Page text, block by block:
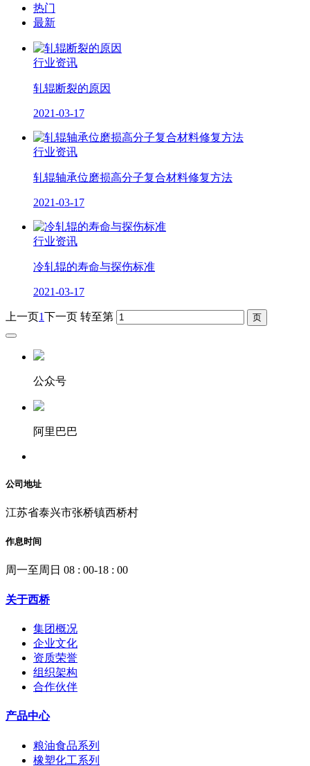
热门
最新
行业资讯
轧辊断裂的原因
2021-03-17
行业资讯
轧辊轴承位磨损高分子复合材料修复方法
2021-03-17
行业资讯
冷轧辊的寿命与探伤标准
2021-03-17
上一页1下一页 转至第
公众号
阿里巴巴
公司地址
江苏省泰兴市张桥镇西桥村
作息时间
周一至周日 08 : 00-18 : 00
关于西桥
集团概况
企业文化
资质荣誉
组织架构
合作伙伴
产品中心
粮油食品系列
橡塑化工系列